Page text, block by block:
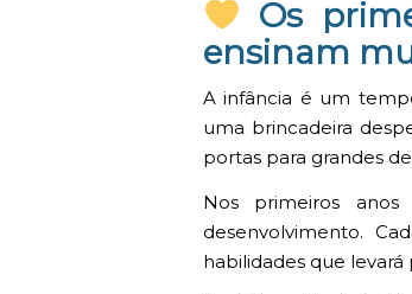
Os
ensinam
A infância é um
uma brincadeira
portas para grandes
Nos primeiros
desenvolvimento.
habilidades que levará